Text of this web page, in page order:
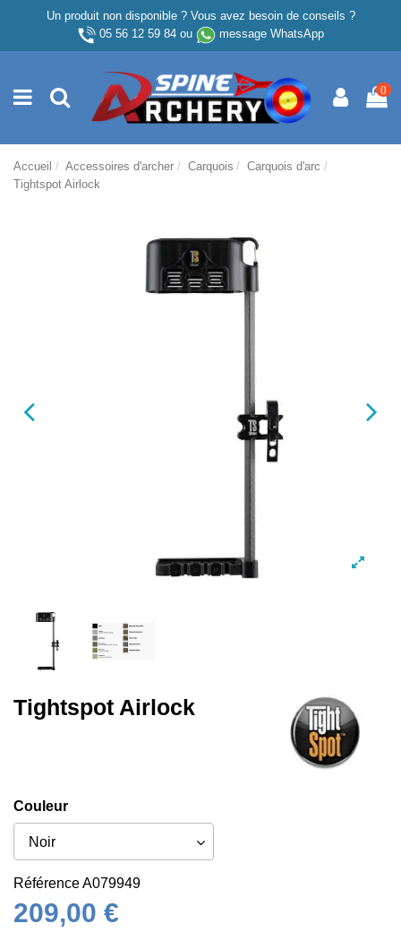
Un produit non disponible ? Vous avez besoin de conseils ?
05 56 12 59 84ou message WhatsApp
0
Accueil Accessoires d'archer Carquois
Carquois d'arc
Tightspot Airlock
Tightspot Airlock
Couleur
RéférenceA079949
209,00 €